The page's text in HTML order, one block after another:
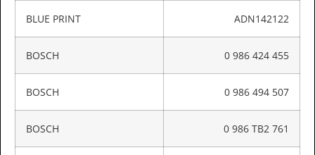
BLUE PRINT ADN142122
BOSCH 0 986 424 455
BOSCH 0 986 494 507
BOSCH 0 986 TB2 761